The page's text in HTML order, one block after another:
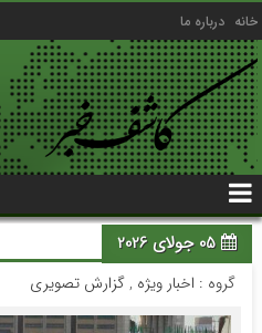
خانه درباره ما
05 جولای 2026
گروه : اخبار ویژه ,گزارش تصویری